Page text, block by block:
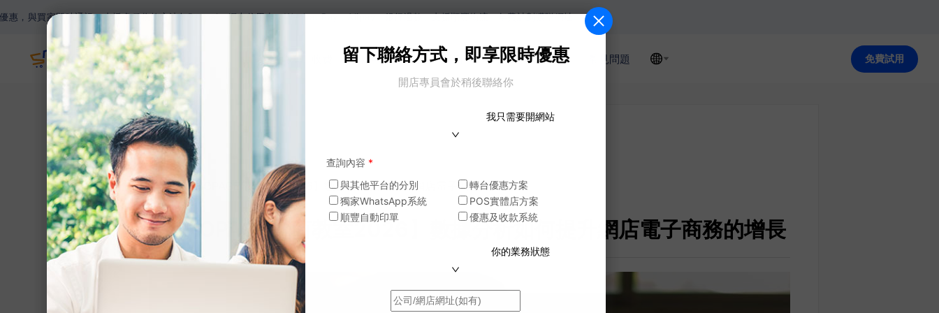
即時通訊。支援多種收款方法如Paypal，網上信用卡，Wechat Pay，Alipay，銀行過數。支援順豐物流，年費計劃獲贈網址。
主頁 網店功能 商戶案例 模版 電商教室 常見問題 免費試用
留下聯絡方式，即享限時優惠
開店專員會於稍後聯絡你
我只需要開網站
查詢內容 *
與其他平台的分別
轉台優惠方案
獨家WhatsApp系統
POS實體店方案
順豐自動印單
優惠及收款系統
你的業務狀態
網誌
【SHOPAGE電商教室2026】數據分析如何提升網店電子商務的增長
【SHOPAGE電商教室2026】數據分析如何提升網店電子商務的增長